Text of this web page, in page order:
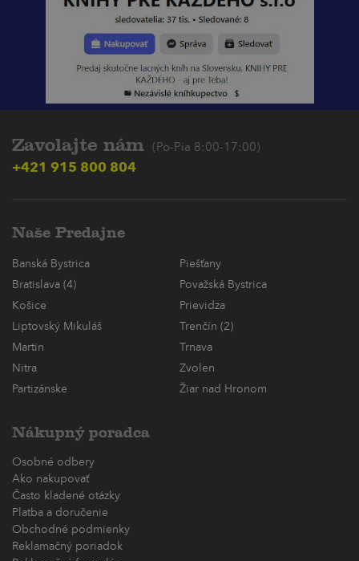
Zavolajte nám (Po-Pia 8:00-17:00)
+421 915 800 804
Naše Predajne
Banská Bystrica
Piešťany
Bratislava (4)
Považská Bystrica
Košice
Prievidza
Liptovský Mikuláš
Trenčín (2)
Martin
Trnava
Nitra
Zvolen
Partizánske
Žiar nad Hronom
Nákupný poradca
Osobné odbery
Ako nakupovať
Často kladené otázky
Platba a doručenie
Obchodné podmienky
Reklamačný poriadok